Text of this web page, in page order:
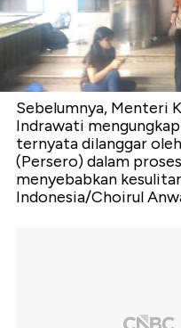
Sebelumnya, Menteri
Indrawati
ternyata dilanggar
(Persero) dalam
menyebabkan
Indonesia/Choirul